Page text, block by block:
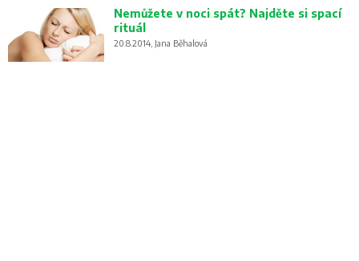
Nemůžete v noci spát? Najděte si spací
rituál
20.8.2014, Jana Běhalová